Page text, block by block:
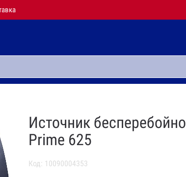
Источник
Prime 625
Код: 10090004353